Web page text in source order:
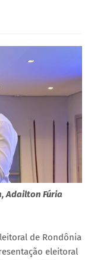
Adailton Fúria
de Rondônia
eleitoral